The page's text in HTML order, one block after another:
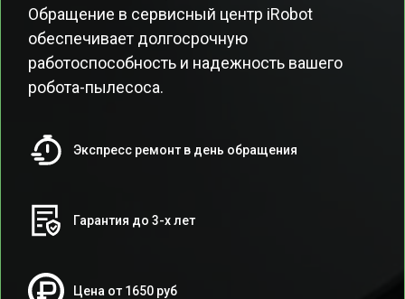
Обращение в сервисный центр iRobot
обеспечивает долгосрочную
работоспособность и надежность вашего
робота-пылесоса.
Экспресс ремонт в день обращения
Гарантия до 3-х лет
Цена от 1650 руб